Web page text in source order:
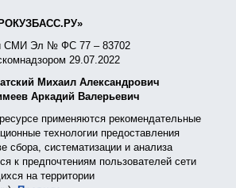
СМИ Эл № ФС 77 – 83702
29.07.2022
Михаил Александрович
Аркадий Валерьевич
применяются рекомендательные
технологии предоставления
сбора, систематизации и анализа
к предпочтениям пользователей сети
на территории